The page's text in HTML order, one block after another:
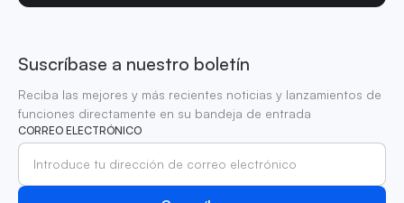
Suscríbase a nuestro boletín
Reciba las mejores y más recientes noticias y lanzamientos de
funciones directamente en su bandeja de entrada
CORREO ELECTRÓNICO